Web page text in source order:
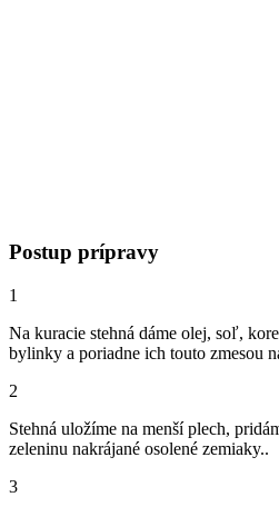
Postup prípravy
1
Na kuracie stehná dáme olej, soľ,
bylinky a poriadne ich touto zmesou
2
Stehná uložíme na menší plech,
zeleninu nakrájané osolené zemiaky..
3